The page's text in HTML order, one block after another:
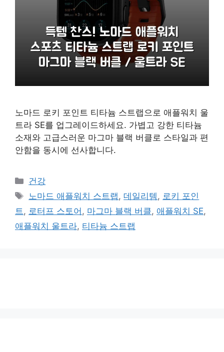
노마드 로키 포인트 티타늄 스트랩으로 애플워치 울
트라 SE를 업그레이드하세요. 가볍고 강한 티타늄
소재와 고급스러운 마그마 블랙 버클로 스타일과 편
안함을 동시에 선사합니다.
카
테
리
건강
태
그
노마드 애플워치 스트랩 ,데일리템 , 로키 포인
트 , 로터프 스토어 , 마그마 블랙 버클, 애플워치 SE,
애플워치 울트라, 티타늄 스트랩